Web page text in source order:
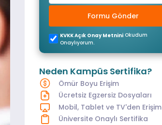
Formu Gönder
KVKK Açık Onay Metnini Okudum
Onaylıyorum.
Neden Kampüs Sertifika?
Ömür Boyu Erişim
Ücretsiz Egzersiz Dosyaları
Mobil, Tablet ve TV'den Erişim
Üniversite Onaylı Sertifika